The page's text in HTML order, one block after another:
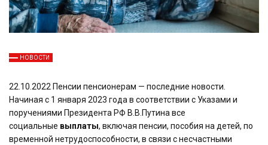
НОВОСТИ
22.10.2022 Пенсии пенсионерам — последние новости.
Начиная с 1 января 2023 года в соответствии с Указами и
поручениями Президента РФ В.В.Путина все
социальные выплаты, включая пенсии, пособия на детей, по
временной нетрудоспособности, в связи с несчастными